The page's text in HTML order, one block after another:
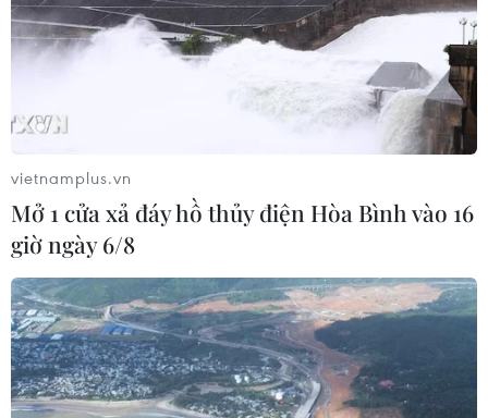
vietnamplus.vn
Mở 1 cửa xả đáy hồ thủy điện Hòa Bình vào 16
giờ ngày 6/8